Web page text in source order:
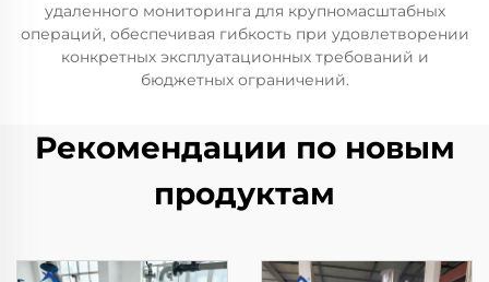
удаленного мониторинга для крупномасштабных
операций, обеспечивая гибкость при удовлетворении
конкретных эксплуатационных требований и
бюджетных ограничений.
Рекомендации по новым
продуктам